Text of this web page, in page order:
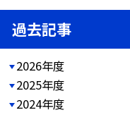
過去記事
2026年度
2025年度
2024年度